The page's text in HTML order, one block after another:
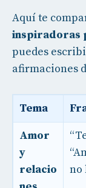
Aquí te
inspiradoras
puedes
afirmaciones
Tema
Amor
y
relacio
no